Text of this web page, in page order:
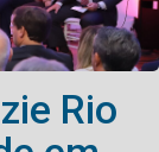
Rio